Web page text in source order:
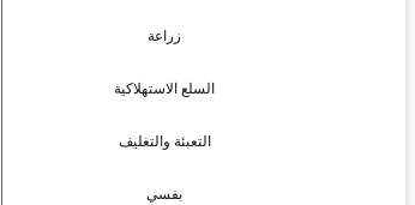
زراعة
السلع الاستهلاكية
التعبئة والتغليف
بفسي